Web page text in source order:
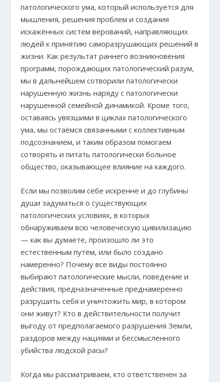
патологического ума, который используется для
мышления, решения проблем и создания
искажённых систем верований, направляющих
людей к принятию саморазрушающих решений в
жизни. Как результат раннего возникновения
программ, порождающих патологический разум,
мы в дальнейшем сотворили патологически
нарушенную жизнь наряду с патологически
нарушенной семейной динамикой. Кроме того,
оставаясь увязшими в циклах патологического
ума, мы остаёмся связанными с коллективным
подсознанием, и таким образом помогаем
сотворять и питать патологически больное
общество, оказывающее влияние на каждого.
Если мы позволим себе искренне и до глубины
души задуматься о существующих
патологических условиях, в которых
обнаруживаем всю человеческую цивилизацию
— как вы думаете, произошло ли это
естественным путём, или было создано
намеренно? Почему все виды постоянно
выбирают патологические мысли, поведение и
действия, предназначенные преднамеренно
разрушить себя и уничтожить мир, в котором
они живут? Кто в действительности получит
выгоду от предполагаемого разрушения Земли,
раздоров между нациями и бессмысленного
убийства людской расы?
Когда мы рассматриваем, кто ответственен за